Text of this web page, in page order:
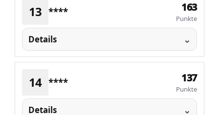
13 **** 163
Punkte
Details
14 **** 137
Punkte
Details